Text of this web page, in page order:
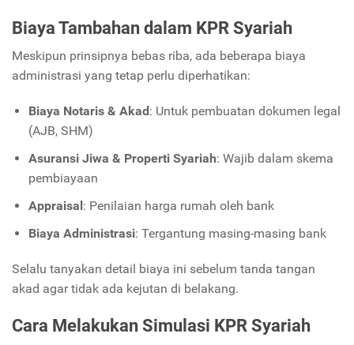
Biaya Tambahan dalam KPR Syariah
Meskipun prinsipnya bebas riba, ada beberapa biaya
administrasi yang tetap perlu diperhatikan:
Biaya Notaris & Akad : Untuk pembuatan dokumen legal
(AJB, SHM)
Asuransi Jiwa & Properti Syariah: Wajib dalam skema
pembiayaan
Appraisal : Penilaian harga rumah oleh bank
Biaya Administrasi: Tergantung masing-masing bank
Selalu tanyakan detail biaya ini sebelum tanda tangan
akad agar tidak ada kejutan di belakang.
Cara Melakukan Simulasi KPR Syariah